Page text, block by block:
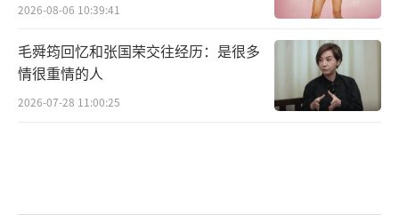
2026-08-06 10:39:41
毛舜筠回忆和张国荣交往经历：是很多
情很重情的人
2026-07-28 11:00:25